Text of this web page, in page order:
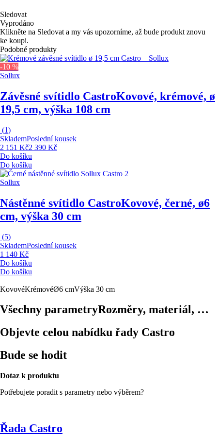
Sledovat
Vyprodáno
Klikněte na Sledovat a my vás upozorníme, až bude produkt znovu
ke koupi.
Podobné produkty
-10 %
Sollux
Závěsné svítidlo CastroKovové, krémové, ø
19,5 cm, výška 108 cm
(1)
SklademPoslední kousek
2 151 Kč2 390 Kč
Do košíku
Do košíku
Sollux
Nástěnné svítidlo CastroKovové, černé, ø6
cm, výška 30 cm
(5)
SklademPoslední kousek
1 140 Kč
Do košíku
Do košíku
KovovéKrémovéØ6 cmVýška 30 cm
Všechny parametryRozměry, materiál, …
Objevte celou nabídku řady Castro
Bude se hodit
Dotaz k produktu
Potřebujete poradit s parametry nebo výběrem?
Řada Castro